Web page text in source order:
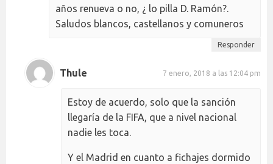
años renueva o no, ¿ lo pilla D. Ramón?.
Saludos blancos, castellanos y comuneros
Responder
Thule 7 enero, 2018 a las 12:04 pm
Estoy de acuerdo, solo que la sanción
llegaría de la FIFA, que a nivel nacional
nadie les toca.
Y el Madrid en cuanto a fichajes dormido